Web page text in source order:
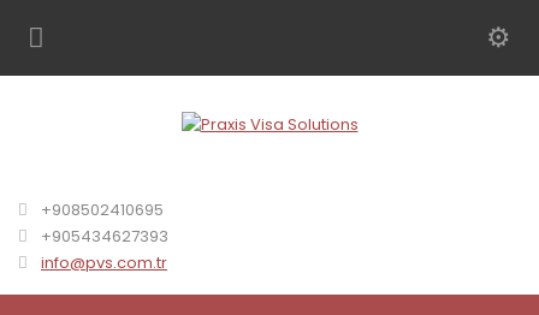
+908502410695
+905434627393
info@pvs.com.tr